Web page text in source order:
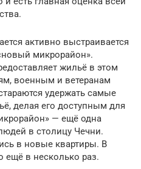
активно выстраивается
микрорайон».
жильё в этом
военным и ветеранам
удержать самые
делая его доступным для
— ещё одна
в столицу Чечни.
в новые квартиры. В
ещё в несколько раз.